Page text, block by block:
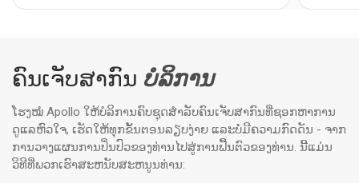
ຈ່າຍລ່ວງຫນ້າ.
ການຄຸ້ມຄອງທີ່ສົມບູນແບບ:
ແຜນປະກັນໄພມັກ
ຈະກວມເອົາການປິ່ນປົວທາງປະສາດທີ່
ກວ້າງຂວາງ, ເຊັ່ນ:
ການຜ່າຕັດສະຫມອງແລະກະດູກສັນຫຼັງ
ບໍລິສັດ
ເບິ່ງກ
ຄົນເຈັບສາກົນ ບໍລິການ
ໂຮງໝໍ Apollo ໃຫ້ບໍລິການຄົບຊຸດສຳລັບຄົນເຈັບສາກົນທີ່ຊອກຫາການ
ດູແລຫົວໃຈ, ເຮັດໃຫ້ທຸກຂັ້ນຕອນລຽບງ່າຍ ແລະບໍ່ມີຄວາມກົດດັນ - ຈາກ
ການວາງແຜນການປິ່ນປົວຂອງທ່ານໄປສູ່ການຟື້ນຕົວຂອງທ່ານ. ນີ້ແມ່ນ
ວິທີທີ່ພວກເຮົາສະຫນັບສະຫນູນທ່ານ: